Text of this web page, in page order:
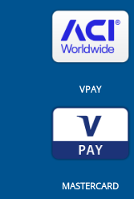
VPAY
MASTERCARD